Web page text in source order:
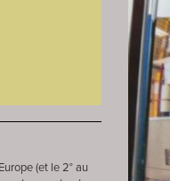
(et le 2° au